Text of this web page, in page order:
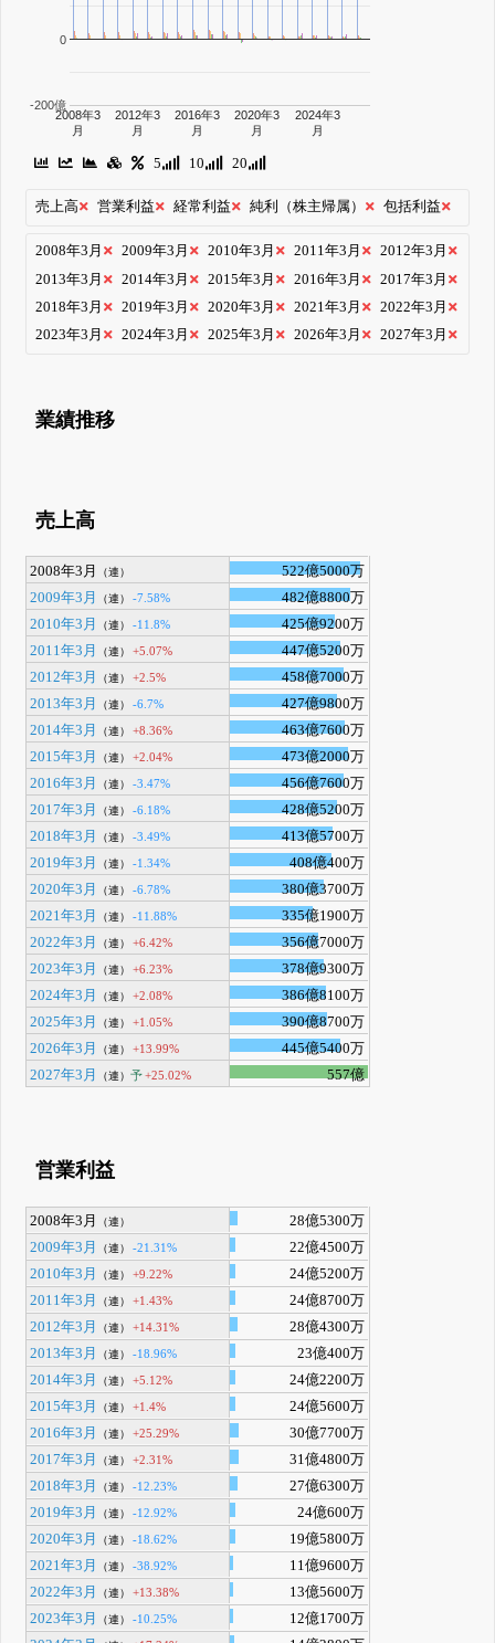
2008年3
月
2012年3
月
2016年3
月
2020年3
月
2024年3
月
-200億
0
5 10 20
売上高 営業利益 経常利益 純利（株主帰属） 包括利益
2008年3月 2009年3月 2010年3月 2011年3月
2012年3月
2013年3月
2014年3月 2015年3月 2016年3月
2017年3月
2018年3月
2019年3月 2020年3月 2021年3月
2022年3月
2023年3月
2024年3月 2025年3月 2026年3月 2027年3月
業績推移
売上高
2008年3月 （連）
522億5000万
2009年3月
（連） -7.58%
482億8800万
2010年3月
（連） -11.8%
425億9200万
2011年3月
（連） +5.07%
447億5200万
2012年3月
（連） +2.5%
458億7000万
2013年3月
（連） -6.7%
427億9800万
2014年3月
（連） +8.36%
463億7600万
2015年3月
（連） +2.04%
473億2000万
2016年3月
（連） -3.47%
456億7600万
2017年3月
（連） -6.18%
428億5200万
2018年3月
（連） -3.49%
413億5700万
2019年3月
（連） -1.34%
408億400万
2020年3月
（連） -6.78%
380億3700万
2021年3月
（連） -11.88%
335億1900万
2022年3月
（連） +6.42%
356億7000万
2023年3月
（連） +6.23%
378億9300万
2024年3月
（連） +2.08%
386億8100万
2025年3月
（連） +1.05%
390億8700万
2026年3月
（連） +13.99%
445億5400万
2027年3月
（連）予+25.02% 557億
営業利益
2008年3月 （連）
28億5300万
2009年3月
（連） -21.31%
22億4500万
2010年3月
（連） +9.22%
24億5200万
2011年3月
（連） +1.43%
24億8700万
2012年3月
（連） +14.31%
28億4300万
2013年3月
（連） -18.96%
23億400万
2014年3月
（連） +5.12%
24億2200万
2015年3月
（連） +1.4%
24億5600万
2016年3月
（連） +25.29%
30億7700万
2017年3月
（連） +2.31%
31億4800万
2018年3月
（連） -12.23%
27億6300万
2019年3月
（連） -12.92%
24億600万
2020年3月
（連） -18.62%
19億5800万
2021年3月
（連） -38.92%
11億9600万
2022年3月
（連） +13.38%
13億5600万
2023年3月
（連） -10.25%
12億1700万